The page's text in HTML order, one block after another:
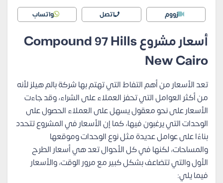
زووم اتصل واتساب
أسعار مشروع Compound 97 Hills
New Cairo
تعد الأسعار من أهم التفاط التي تهتم بها شركة بالم هيلز لأنه
من أكثر العوامل التي تحفز العملاء على الشراء، وقد جاءت
الأسعار على نحو معقول يسهل على العملاء الحصول على
الوحدات التي يرغبون فيها، كما إن الأسعار في المشروع تتحدد
بناءًا على عوامل عديدة مثل نوع الوحدات وموقعها
والمساحات، لكنها في كل الأحوال تعد هي أسعار الطرح
الأول والتي تتضاعف بشكل كبير مع مرور الوقت، والأسعار
فيما يلي: